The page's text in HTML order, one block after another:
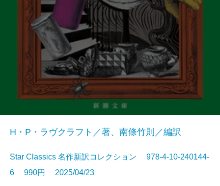
H・P・ラヴクラフト／著、南條竹則／編訳
Star Classics 名作新訳コレクション 978-4-10-240144-
6 990円 2025/04/23